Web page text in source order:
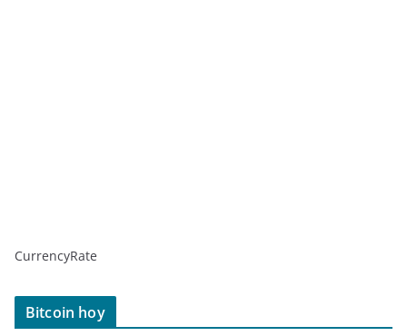
CurrencyRate
Bitcoin hoy